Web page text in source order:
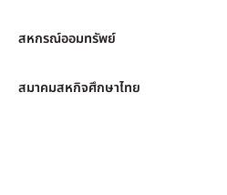
สหกรณ์ออมทรัพย์
สมาคมสหกิจศึกษาไทย